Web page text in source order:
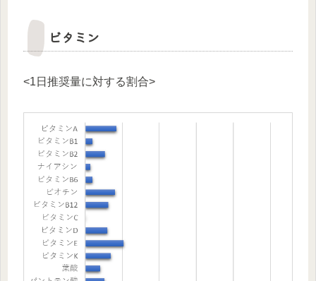
ビタミン
<1日推奨量に対する割合>